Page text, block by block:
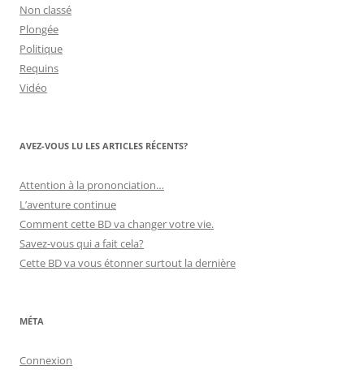
Non classé
Plongée
Politique
Requins
Vidéo
AVEZ-VOUS LU LES ARTICLES RÉCENTS?
Attention à la prononciation…
L’aventure continue
Comment cette BD va changer votre vie.
Savez-vous qui a fait cela?
Cette BD va vous étonner surtout la dernière
MÉTA
Connexion